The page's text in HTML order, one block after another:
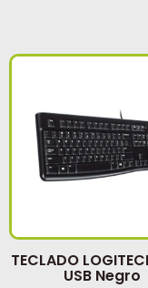
TECLADO
USB Negro